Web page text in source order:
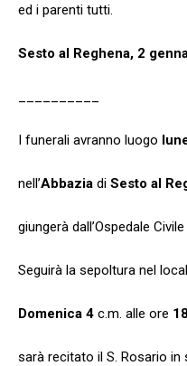
ed i parenti tutti.
Sesto al Reghena, 2
I funerali avranno luogo
nell’Abbazia di Sesto al
giungerà dall’Ospedale
Seguirà la sepoltura nel
Domenica 4 c.m. alle ore
sarà recitato il S. Rosario in